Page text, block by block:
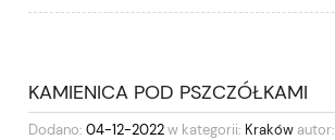
KAMIENICA POD PSZCZÓŁKAMI
Dodano: 04-12-2022w kategorii: Kraków autor: